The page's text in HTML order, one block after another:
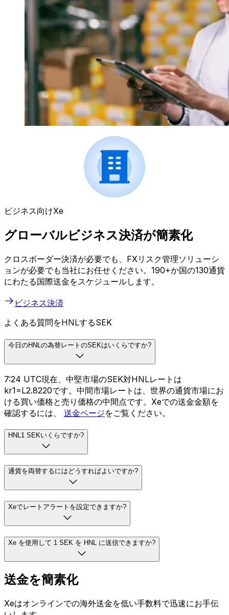
ビジネス向けXe
グローバルビジネス決済が簡素化
クロスボーダー決済が必要でも、FXリスク管理ソリューシ
ョンが必要でも当社にお任せください。190+か国の130通貨
にわたる国際送金をスケジュールします。
ビジネス決済
よくある質問をHNLするSEK
今日のHNLの為替レートのSEKはいくらですか?
7:24 UTC現在、中堅市場のSEK対HNLレートは
kr1=L2.8220です。中間市場レートは、世界の通貨市場にお
ける買い価格と売り価格の中間点です。Xeでの送金金額を
確認するには、 送金ページをご覧ください。
HNL1 SEKいくらですか?
通貨を両替するにはどうすればよいですか?
Xeでレートアラートを設定できますか?
Xe を使用して 1 SEK を HNL に送信できますか?
送金を簡素化
Xeはオンラインでの海外送金を低い手数料で迅速にお手伝